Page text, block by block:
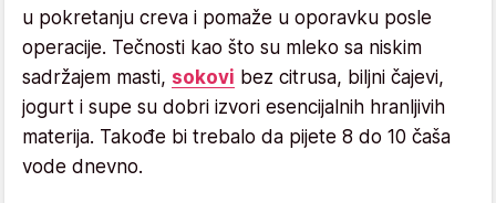
u pokretanju creva i pomaže u oporavku posle
operacije. Tečnosti kao što su mleko sa niskim
sadržajem masti, sokovi bez citrusa, biljni čajevi,
jogurt i supe su dobri izvori esencijalnih hranljivih
materija. Takođe bi trebalo da pijete 8 do 10 čaša
vode dnevno.